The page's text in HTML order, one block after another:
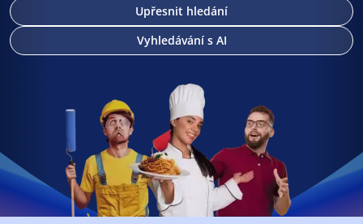
Upřesnit hledání
Vyhledávání s AI